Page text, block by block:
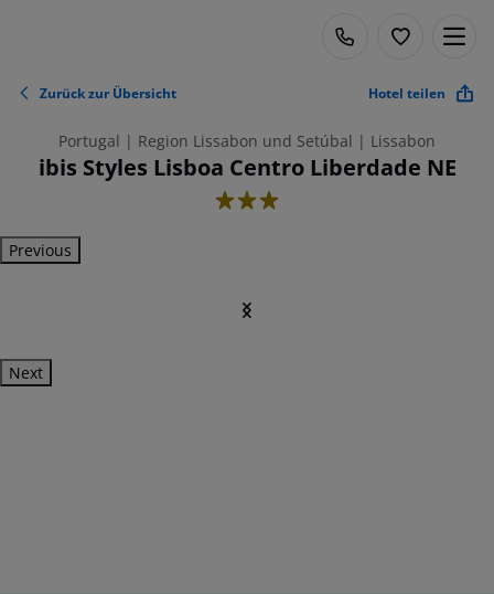
Zurück zur Übersicht Hotel teilen
Portugal | Region Lissabon und Setúbal | Lissabon
ibis Styles Lisboa Centro Liberdade NE
3
Previous
Next